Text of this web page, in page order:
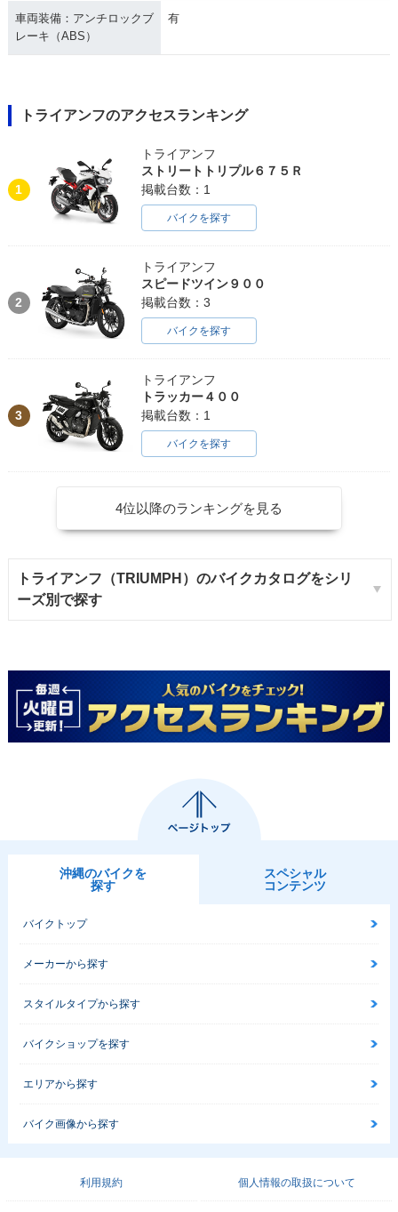
車両装備：アンチロックブ
レーキ（ABS）
有
トライアンフのアクセスランキング
1
トライアンフ
ストリートトリプル６７５Ｒ
掲載台数：1
バイクを探す
2
トライアンフ
スピードツイン９００
掲載台数：3
バイクを探す
3
トライアンフ
トラッカー４００
掲載台数：1
バイクを探す
4位以降のランキングを見る
トライアンフ（TRIUMPH）のバイクカタログをシリ
ーズ別で探す
沖縄のバイクを
探す
スペシャル
コンテンツ
バイクトップ
メーカーから探す
スタイルタイプから探す
バイクショップを探す
エリアから探す
バイク画像から探す
利用規約 個人情報の取扱について